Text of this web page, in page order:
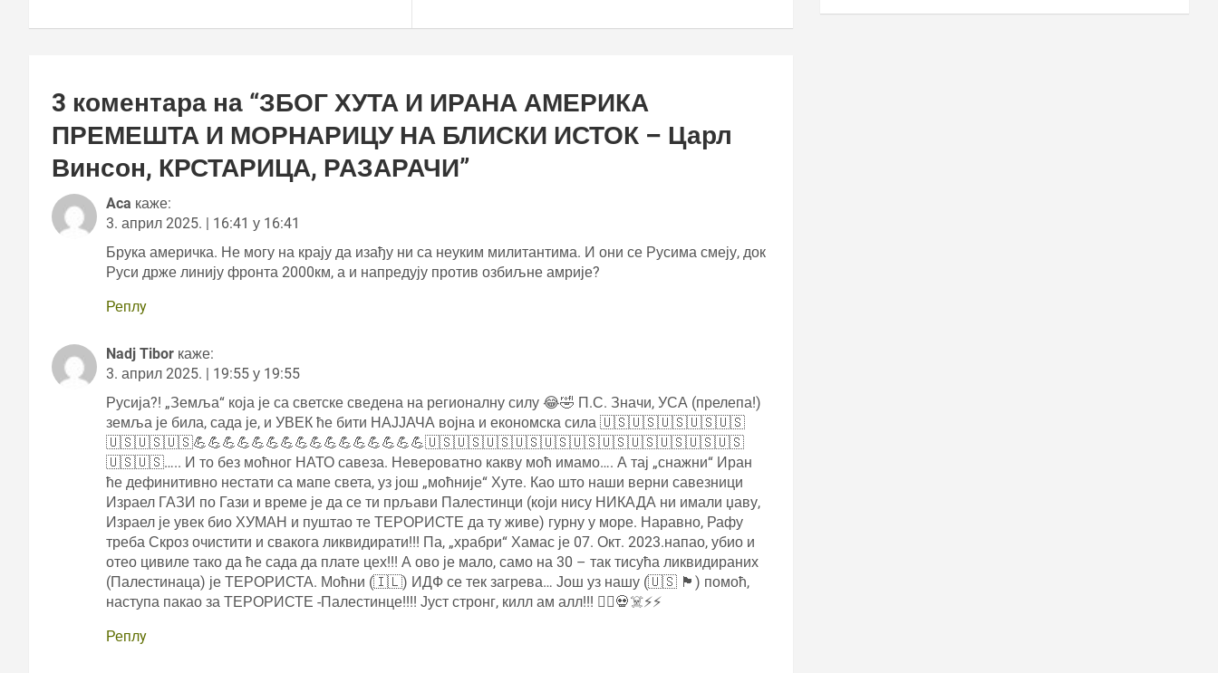
3 коментара на “ЗБОГ ХУТА И ИРАНА АМЕРИКА
ПРЕМЕШТА И МОРНАРИЦУ НА БЛИСКИ ИСТОК – Царл
Винсон, КРСТАРИЦА, РАЗАРАЧИ”
Aca каже:
3. април 2025. | 16:41 у 16:41
Брука америчка. Не могу на крају да изађу ни са неуким милитантима. И они се Русима смеју, док
Руси држе линију фронта 2000км, а и напредују против озбиљне амрије?
Реплy
Nadj Tibor каже:
3. април 2025. | 19:55 у 19:55
Русија?! „Земља“ која је са светске сведена на регионалну силу 😂🤣 П.С. Значи, УСА (прелепа!)
земља је била, сада је, и УВЕК ће бити НАЈЈАЧА војна и економска сила 🇺🇸🇺🇸🇺🇸🇺🇸🇺🇸
🇺🇸🇺🇸🇺🇸💪💪💪💪💪💪💪💪💪💪💪💪💪💪💪💪🇺🇸🇺🇸🇺🇸🇺🇸🇺🇸🇺🇸🇺🇸🇺🇸🇺🇸🇺🇸🇺🇸
🇺🇸🇺🇸….. И то без моћног НАТО савеза. Невероватно какву моћ имамо…. А тај „снажни“ Иран
ће дефинитивно нестати са мапе света, уз још „моћније“ Хуте. Као што наши верни савезници
Израел ГАЗИ по Гази и време је да се ти прљави Палестинци (који нису НИКАДА ни имали џаву,
Израел је увек био ХУМАН и пуштао те ТЕРОРИСТЕ да ту живе) гурну у море. Наравно, Рафу
треба Скроз очистити и свакога ликвидирати!!! Па, „храбри“ Хамас је 07. Окт. 2023.напао, убио и
отео цивиле тако да ће сада да плате цех!!! А ово је мало, само на 30 – так тисућа ликвидираних
(Палестинаца) је ТЕРОРИСТА. Моћни (🇮🇱) ИДФ се тек загрева… Још уз нашу (🇺🇸 🏴󠁧󠁢󠁥󠁮󠁧󠁿) помоћ,
наступа пакао за ТЕРОРИСТЕ -Палестинце!!!! Јуст стронг, килл ам алл!!! 🏴‍☠️💀☠️⚡⚡
Реплy